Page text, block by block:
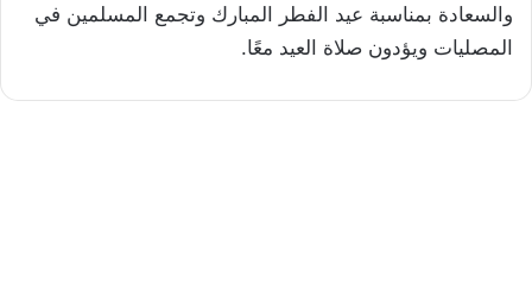
والسعادة بمناسبة عيد الفطر المبارك وتجمع المسلمين في
المصليات ويؤدون صلاة العيد معًا.